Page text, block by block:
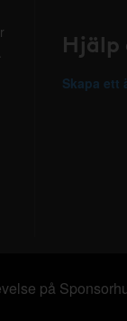
Hjälp
Skapa ett
på